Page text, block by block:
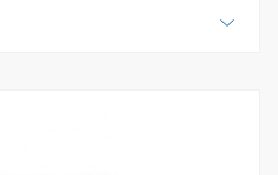
rozšírenia až na